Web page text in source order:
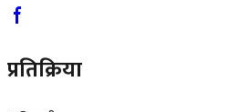
प्रतिक्रिया